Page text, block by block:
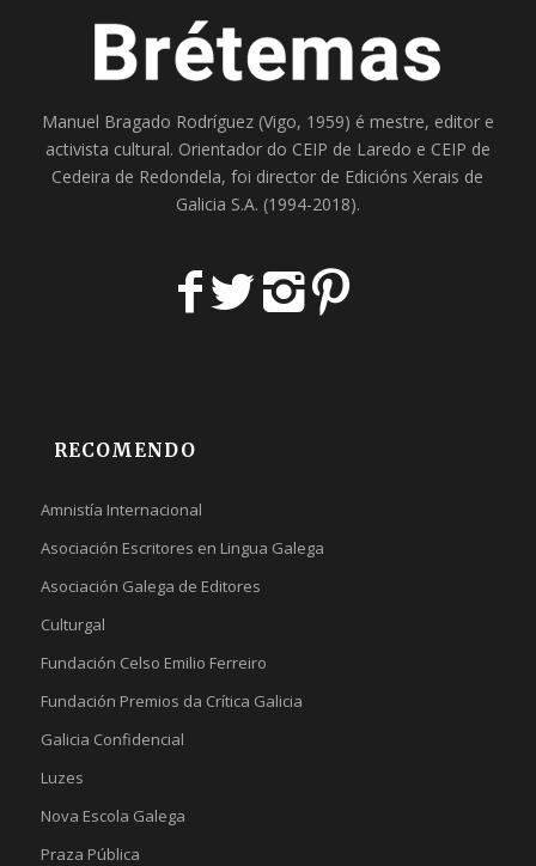
Manuel Bragado Rodríguez (Vigo, 1959) é mestre, editor e
activista cultural. Orientador do CEIP de Laredo e CEIP de
Cedeira de Redondela, foi director de Edicións Xerais de
Galicia S.A. (1994-2018).
RECOMENDO
Amnistía Internacional
Asociación Escritores en Lingua Galega
Asociación Galega de Editores
Culturgal
Fundación Celso Emilio Ferreiro
Fundación Premios da Crítica Galicia
Galicia Confidencial
Luzes
Nova Escola Galega
Praza Pública